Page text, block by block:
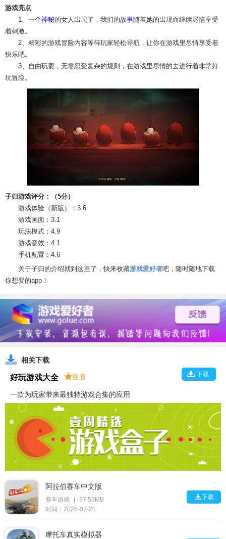
游戏亮点
1、一个神秘的女人出现了，我们的故事随着她的出现而继续尽情享受
着刺激。
2、精彩的游戏冒险内容等待玩家轻松导航，让你在游戏里尽情享受着
快乐吧。
3、自由玩耍，无需忍受复杂的规则，在游戏里尽情的去进行着非常好
玩冒险。
子归游戏评分：（5分）
游戏体验（新版）：3.6
游戏画面：3.1
玩法模式：4.9
游戏音效：4.1
手机配置：4.6
关于子归的介绍就到这里了，快来收藏游戏爱好者吧，随时随地下载
你想要的app！
相关下载
下载
好玩游戏大全 ★9.8
一款为玩家带来最独特游戏合集的应用
阿拉伯赛车中文版
赛车游戏 |
37.59MB
时间：2026-07-21
下载
摩托车真实模拟器